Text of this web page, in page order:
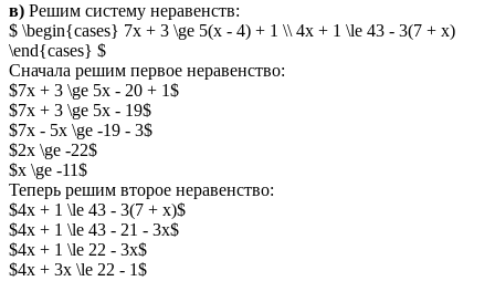
в) Решим систему неравенств:
$ \begin{cases} 7x + 3 \ge 5(x - 4) + 1 \\ 4x + 1 \le 43 - 3(7 + x)
\end{cases} $
Сначала решим первое неравенство:
$7x + 3 \ge 5x - 20 + 1$
$7x + 3 \ge 5x - 19$
$7x - 5x \ge -19 - 3$
$2x \ge -22$
$x \ge -11$
Теперь решим второе неравенство:
$4x + 1 \le 43 - 3(7 + x)$
$4x + 1 \le 43 - 21 - 3x$
$4x + 1 \le 22 - 3x$
$4x + 3x \le 22 - 1$